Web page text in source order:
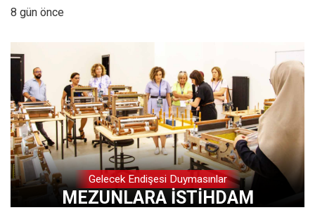
8 gün önce
Gelecek Endişesi Duymasınlar
MEZUNLARA İSTİHDAM